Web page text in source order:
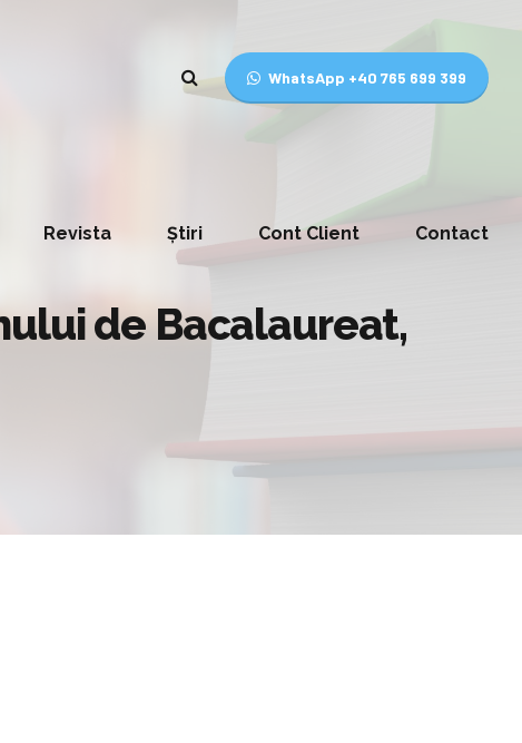
WhatsApp +40 765 699 399
Revista Știri Cont Client Contact
de Bacalaureat,